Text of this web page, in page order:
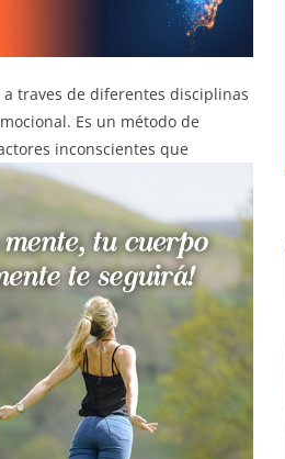
traves de diferentes disciplinas
Es un método de
inconscientes que